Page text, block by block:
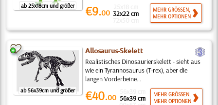
ab 25x18cm und größer €9.00 32x22 cm
MEHR GRÖSSEN,
MEHR OPTIONEN
ab 56x39cm und größer
Allosaurus-Skelett c
Realistisches Dinosaurierskelett - sieht aus
wie ein Tyrannosaurus (T-rex), aber die
langen Vorderbeine...
€40.00 56x39 cm
MEHR GRÖSSEN,
MEHR OPTIONEN